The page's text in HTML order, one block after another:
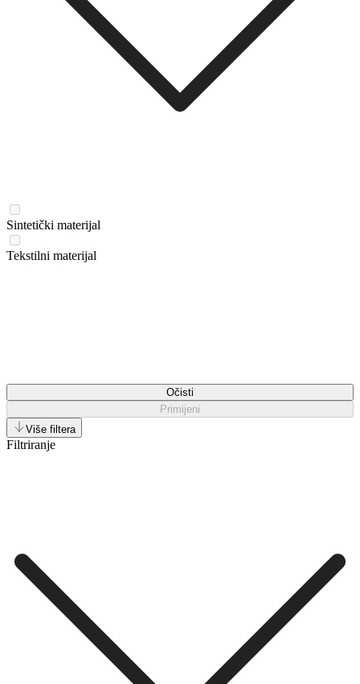
Sintetički materijal
Tekstilni materijal
Očisti
Primijeni
Više filtera
Filtriranje